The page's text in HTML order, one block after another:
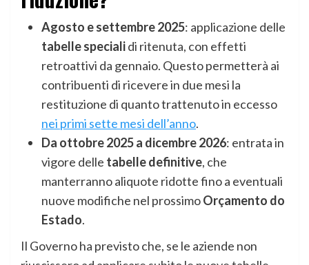
Agosto e settembre 2025: applicazione delle
tabelle specialidi ritenuta, con effetti
retroattivi da gennaio. Questo permetterà ai
contribuenti di ricevere in due mesi la
restituzione di quanto trattenuto in eccesso
nei primi sette mesi dell’anno.
Da ottobre 2025 a dicembre 2026: entrata in
vigore delle tabelle definitive, che
manterranno aliquote ridotte fino a eventuali
nuove modifiche nel prossimoOrçamento do
Estado.
Il Governo ha previsto che, se le aziende non